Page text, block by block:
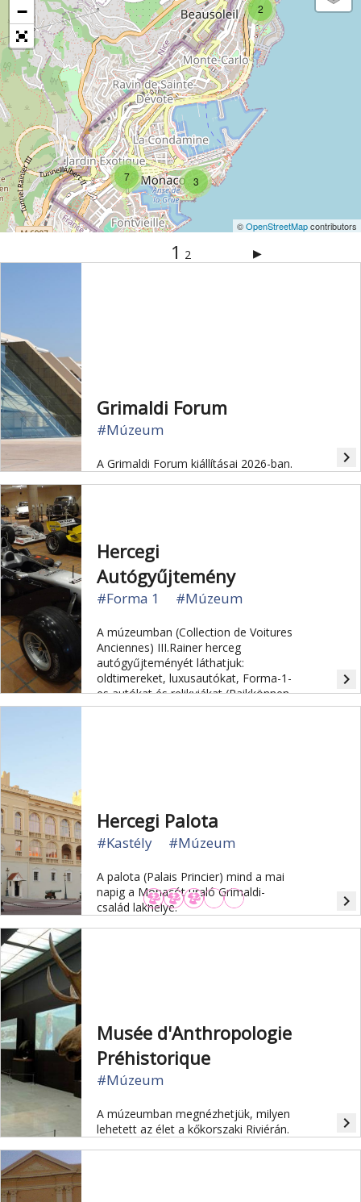
2
3
7
−
©OpenStreetMapcontributors
1 2 ▶
Grimaldi Forum
#Múzeum
A Grimaldi Forum kiállításai 2026-ban. navigate_next
Hercegi
Autógyűjtemény
#Forma 1 #Múzeum
A múzeumban (Collection de Voitures
Anciennes) III.Rainer herceg
autógyűjteményét láthatjuk:
oldtimereket, luxusautókat, Forma-1-
es autókat és relikviákat (Raikkönnen
versenyautója). Grace Kelly, sőt II.
navigate_next
Hercegi Palota
#Kastély #Múzeum
A palota (Palais Princier) mind a mai
napig a Monacót uraló Grimaldi-
család lakhelye.
navigate_next
Musée d'Anthropologie
Préhistorique
#Múzeum
A múzeumban megnézhetjük, milyen
lehetett az élet a kőkorszaki Riviérán.
navigate_next